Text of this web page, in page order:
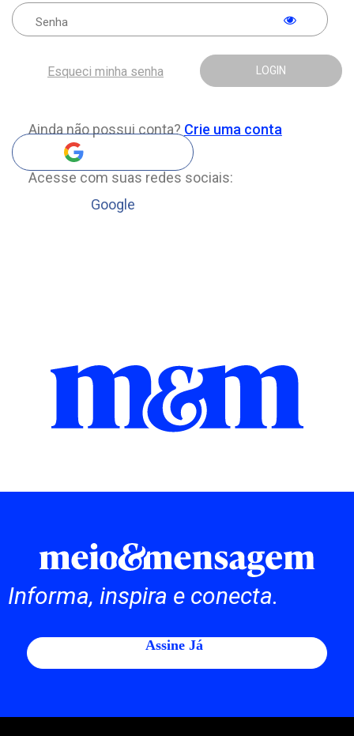
LOGIN
Esqueci minha senha
Ainda não possui conta? Crie uma conta
Acesse com suas redes sociais:
Google
Informa, inspira e conecta.
Assine Já